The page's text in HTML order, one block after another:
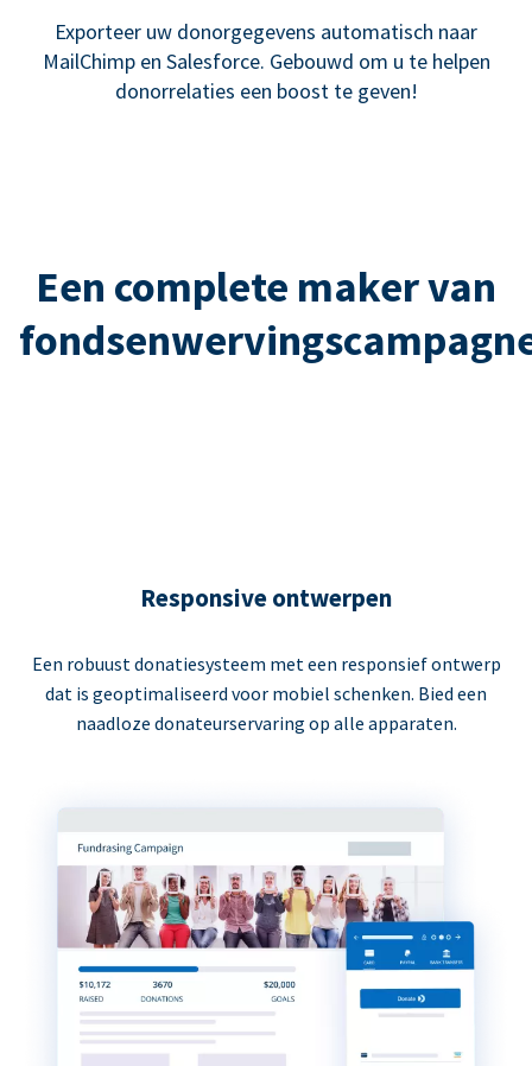
Exporteer uw donorgegevens automatisch naar
MailChimp en Salesforce. Gebouwd om u te helpen
donorrelaties een boost te geven!
Een complete maker van
Responsive ontwerpen
Een robuust donatiesysteem met een responsief ontwerp
dat is geoptimaliseerd voor mobiel schenken. Bied een
naadloze donateurservaring op alle apparaten.